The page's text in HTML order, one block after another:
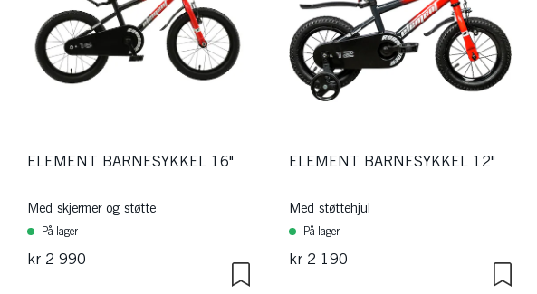
ELEMENT BARNESYKKEL 16"
Med skjermer og støtte
På lager
kr 2 990
ELEMENT BARNESYKKEL 12"
Med støttehjul
På lager
kr 2 190